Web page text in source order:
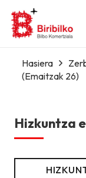
Hasiera
(Emaitzak 26)
Hizkuntza